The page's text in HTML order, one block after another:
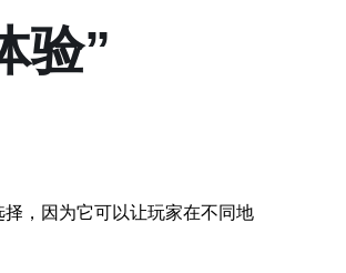
验”
，因为它可以让玩家在不同地